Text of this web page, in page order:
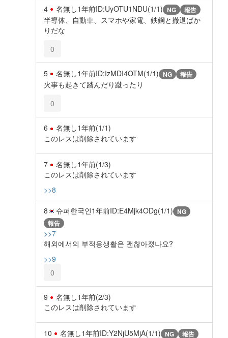
4 名無し1年前ID:UyOTU1NDU(1/1) NG 報告
半導体、自動車、スマホや家電、鉄鋼と撤退ばか
りだな
0
5 名無し1年前ID:IzMDI4OTM(1/1) NG 報告
火事も起きて踏んだり蹴ったり
0
6 名無し1年前(1/1)
このレスは削除されています
7 名無し1年前(1/3)
このレスは削除されています
>>8
8 슈퍼한국인1年前ID:E4Mjk4ODg(1/1) NG
報告
>>7
해외에서의 부적응생활은 괜찮아졌나요?
>>9
0
9 名無し1年前(2/3)
このレスは削除されています
10 名無し1年前ID:Y2NjU5MjA(1/1) NG 報告